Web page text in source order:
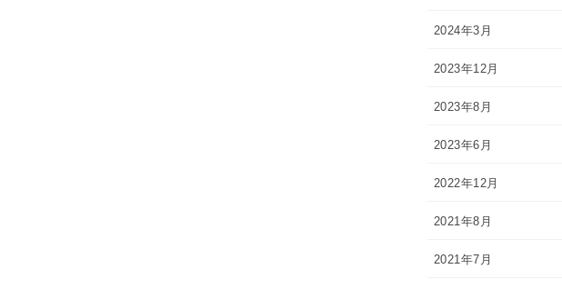
2024年3月
2023年12月
2023年8月
2023年6月
2022年12月
2021年8月
2021年7月